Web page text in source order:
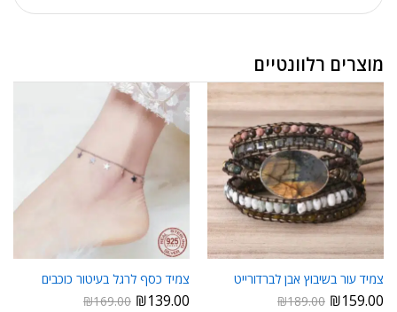
מוצרים רלוונטיים
צמיד עור בשיבוץ אבן לברדורייט
₪159.00
₪189.00
צמיד כסף לרגל בעיטור כוכבים
₪139.00
₪169.00